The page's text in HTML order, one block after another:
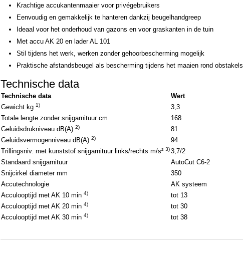
Krachtige accukantenmaaier voor privégebruikers
Eenvoudig en gemakkelijk te hanteren dankzij beugelhandgreep
Ideaal voor het onderhoud van gazons en voor graskanten in de tuin
Met accu AK 20 en lader AL 101
Stil tijdens het werk, werken zonder gehoorbescherming mogelijk
Praktische afstandsbeugel als bescherming tijdens het maaien rond obstakels
Technische data
Technische data
Wert
Gewicht kg 1)
3,3
Totale lengte zonder snijgarnituur cm
168
Geluidsdrukniveau dB(A) 2)
81
Geluidsvermogenniveau dB(A) 2)
94
Trillingsniv. met kunststof snijgarnituur links/rechts m/s² 3)3,7/2
Standaard snijgarnituur
AutoCut C6-2
Snijcirkel diameter mm
350
Accutechnologie
AK systeem
Acculooptijd met AK 10 min 4)
tot 13
Acculooptijd met AK 20 min 4)
tot 30
Acculooptijd met AK 30 min 4) tot 38